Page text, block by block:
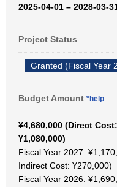
2025-04-01 – 2028-03-
Project Status
Granted (Fiscal Year
Budget Amount *help
¥4,680,000 (Direct
¥1,080,000)
Fiscal Year 2027:
Indirect Cost: ¥270,000)
Fiscal Year 2026: